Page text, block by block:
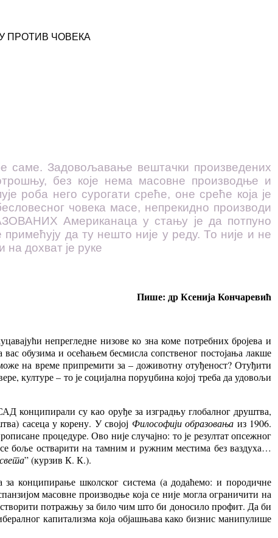
ПРОТИВ ЧОВЕКА
саме. Задовољавање вештачки произведених
без које нема масовне производње и
роба него сурогати среће, оне среће која је
човека масе, непрекидно производи
Американаца у стању је да потпуно
да ту нешто није у реду. То није и не
дохват је руке
Пише: др Ксенија Кончаревић
непрегледне низове ко зна коме потребних бројева и
обузима и осећањем бесмисла сопственог постојања лакше
на време припремити за – доживотну отуђеност? Отуђити
културе – то је социјална поруџбина којој треба да удовољи
конципирали су као оруђе за изградњу глобалног друштва,
сасеца у корену. У својој Философији образовања из 1906.
процедуре. Ово није случајно: то је резултат опсежног
боље остварити на тамним и ружним местима без ваздуха…
” (курзив К. К.).
конципирање школског система (а додаћемо: и породичне
масовне производње која се није могла ограничити на
потражњу за било чим што би доносило профит. Да би
капитализма која објашњава како бизнис манипулише